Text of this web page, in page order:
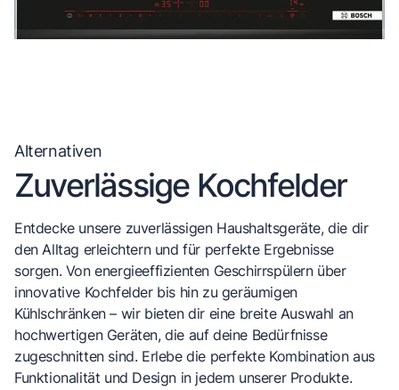
Alternativen
Zuverlässige Kochfelder
Entdecke unsere zuverlässigen Haushaltsgeräte, die dir
den Alltag erleichtern und für perfekte Ergebnisse
sorgen. Von energieeffizienten Geschirrspülern über
innovative Kochfelder bis hin zu geräumigen
Kühlschränken – wir bieten dir eine breite Auswahl an
hochwertigen Geräten, die auf deine Bedürfnisse
zugeschnitten sind. Erlebe die perfekte Kombination aus
Funktionalität und Design in jedem unserer Produkte.